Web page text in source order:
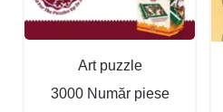
Art puzzle
3000 Număr piese